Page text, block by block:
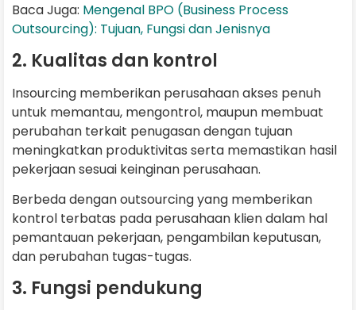
Baca Juga: Mengenal BPO (Business Process
Outsourcing): Tujuan, Fungsi dan Jenisnya
2. Kualitas dan kontrol
Insourcing memberikan perusahaan akses penuh
untuk memantau, mengontrol, maupun membuat
perubahan terkait penugasan dengan tujuan
meningkatkan produktivitas serta memastikan hasil
pekerjaan sesuai keinginan perusahaan.
Berbeda dengan outsourcing yang memberikan
kontrol terbatas pada perusahaan klien dalam hal
pemantauan pekerjaan, pengambilan keputusan,
dan perubahan tugas-tugas.
3. Fungsi pendukung